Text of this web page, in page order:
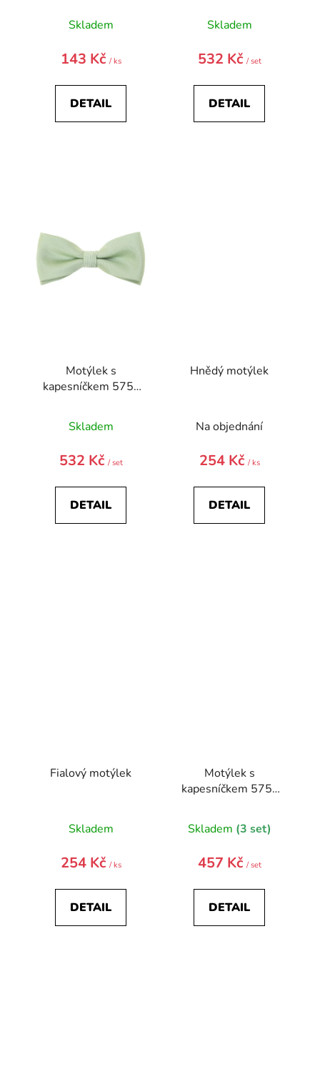
Skladem
143 Kč / ks
DETAIL
Skladem
532 Kč / set
DETAIL
Motýlek s
kapesníčkem 575-
Skladem
532 Kč / set
DETAIL
Hnědý motýlek
Na objednání
254 Kč / ks
DETAIL
Fialový motýlek
Skladem
254 Kč / ks
DETAIL
Motýlek s
kapesníčkem 575-
Skladem (3 set)
457 Kč / set
DETAIL